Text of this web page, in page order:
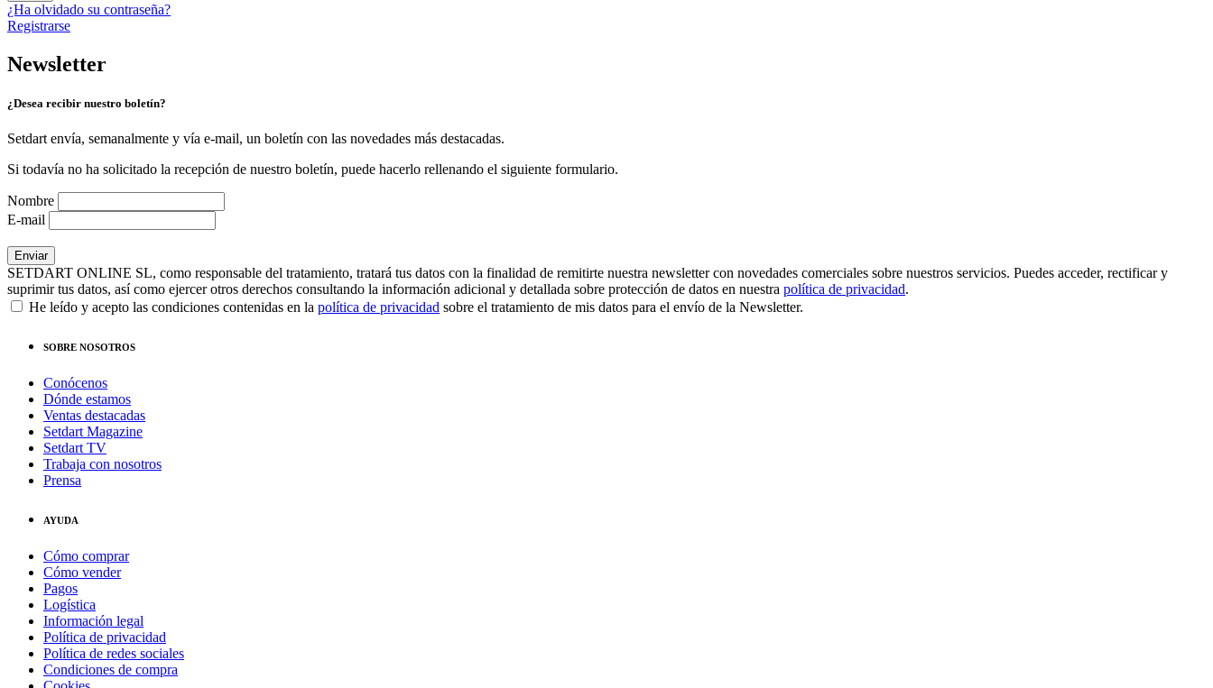
¿Ha olvidado su contraseña?
Registrarse
Newsletter
¿Desea recibir nuestro boletín?
Setdart envía, semanalmente y vía e-mail, un boletín con las novedades más destacadas.
Si todavía no ha solicitado la recepción de nuestro boletín, puede hacerlo rellenando el siguiente formulario.
Nombre
E-mail
SETDART ONLINE SL, como responsable del tratamiento, tratará tus datos con la finalidad de remitirte nuestra newsletter con novedades comerciales sobre nuestros servicios. Puedes acceder, rectificar y
suprimir tus datos, así como ejercer otros derechos consultando la información adicional y detallada sobre protección de datos en nuestra política de privacidad.
He leído y acepto las condiciones contenidas en la política de privacidad sobre el tratamiento de mis datos para el envío de la Newsletter.
SOBRE NOSOTROS
Conócenos
Dónde estamos
Ventas destacadas
Setdart Magazine
Setdart TV
Trabaja con nosotros
Prensa
AYUDA
Cómo comprar
Cómo vender
Pagos
Logística
Información legal
Política de privacidad
Política de redes sociales
Condiciones de compra